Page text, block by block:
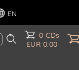
EN
0 CDs
EUR 0.00